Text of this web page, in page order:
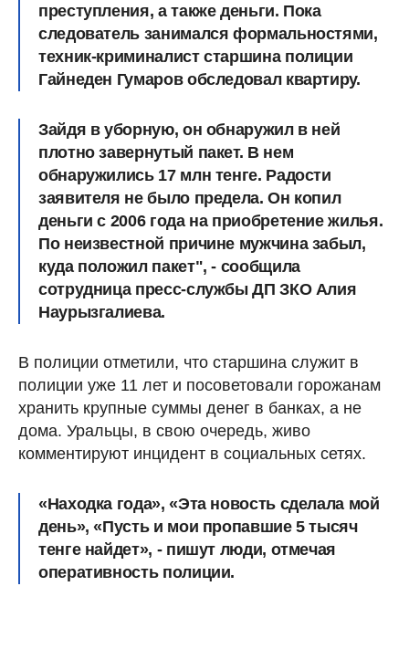
преступления, а также деньги. Пока
следователь занимался формальностями,
техник-криминалист старшина полиции
Гайнеден Гумаров обследовал квартиру.
Зайдя в уборную, он обнаружил в ней
плотно завернутый пакет. В нем
обнаружились 17 млн тенге. Радости
заявителя не было предела. Он копил
деньги с 2006 года на приобретение жилья.
По неизвестной причине мужчина забыл,
куда положил пакет", - сообщила
сотрудница пресс-службы ДП ЗКО Алия
Наурызгалиева.
В полиции отметили, что старшина служит в
полиции уже 11 лет и посоветовали горожанам
хранить крупные суммы денег в банках, а не
дома. Уральцы, в свою очередь, живо
комментируют инцидент в социальных сетях.
«Находка года», «Эта новость сделала мой
день», «Пусть и мои пропавшие 5 тысяч
тенге найдет», - пишут люди, отмечая
оперативность полиции.